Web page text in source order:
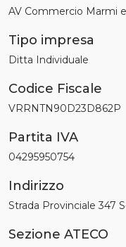
AV Commercio Marmi
Tipo impresa
Ditta Individuale
Codice Fiscale
VRRNTN90D23D862P
Partita IVA
04295950754
Indirizzo
Strada Provinciale 347
Sezione ATECO